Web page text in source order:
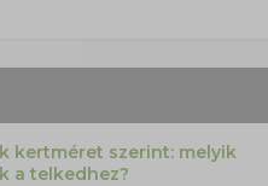
kertméret szerint: melyik
a telkedhez?